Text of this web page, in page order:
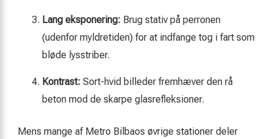
Lang eksponering: Brug stativ på perronen
(udenfor myldretiden) for at indfange tog i fart som
bløde lysstriber.
Kontrast: Sort-hvid billeder fremhæver den rå
beton mod de skarpe glasrefleksioner.
Mens mange af Metro Bilbaos øvrige stationer deler